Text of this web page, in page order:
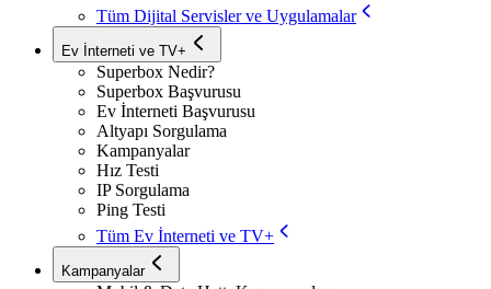
Tüm Dijital Servisler ve Uygulamalar
Ev İnterneti ve TV+
Superbox Nedir?
Superbox Başvurusu
Ev İnterneti Başvurusu
Altyapı Sorgulama
Kampanyalar
Hız Testi
IP Sorgulama
Ping Testi
Tüm Ev İnterneti ve TV+
Kampanyalar